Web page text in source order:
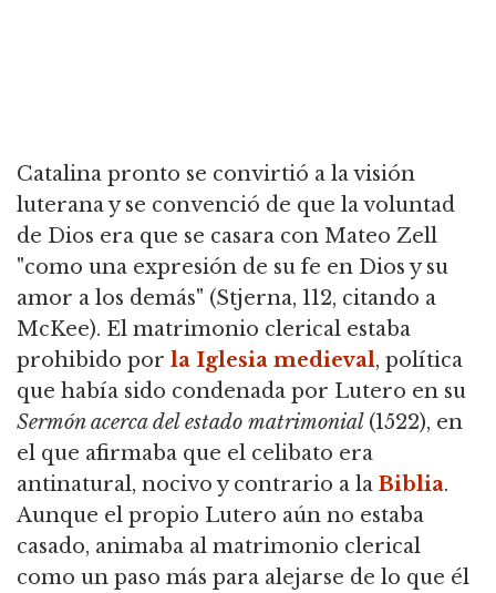
Catalina pronto se convirtió a la visión
luterana y se convenció de que la voluntad
de Dios era que se casara con Mateo Zell
"como una expresión de su fe en Dios y su
amor a los demás" (Stjerna, 112, citando a
McKee). El matrimonio clerical estaba
prohibido por la Iglesia medieval, política
que había sido condenada por Lutero en su
Sermón acerca del estado matrimonial (1522), en
el que afirmaba que el celibato era
antinatural, nocivo y contrario a la Biblia.
Aunque el propio Lutero aún no estaba
casado, animaba al matrimonio clerical
como un paso más para alejarse de lo que él